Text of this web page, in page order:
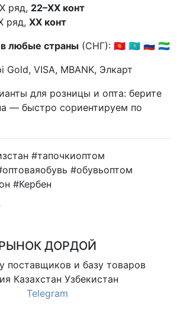
ряд, 22–XX конт
ряд, XX конт
любые страны (СНГ): 🇰🇬 🇰🇿 🇷🇺 🇸🇱
Gold, VISA, MBANK, Элкарт
для розницы и опта: берите
— быстро сориентируем по
#тапочкиоптом
#обувьоптом
#Кербен
ДОРДОЙ
поставщиков и базу товаров
Казахстан Узбекистан
Telegram